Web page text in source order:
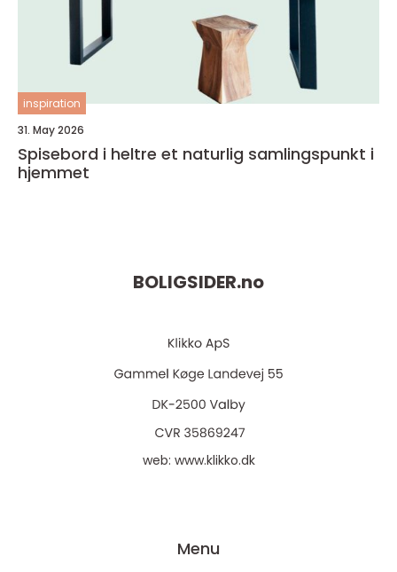
inspiration
31. May 2026
Spisebord i heltre et naturlig samlingspunkt i
hjemmet
BOLIGSIDER.no
web: www.klikko.dk
Menu